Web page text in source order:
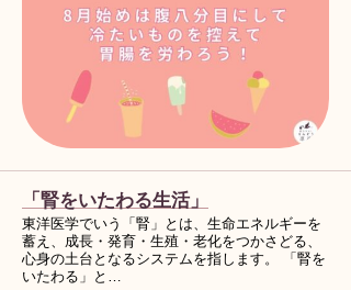
「腎をいたわる生活」
東洋医学でいう「腎」とは、生命エネルギーを
蓄え、成長・発育・生殖・老化をつかさどる、
心身の土台となるシステムを指します。 「腎を
いたわる」と…